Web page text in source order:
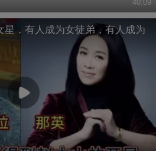
40:09
星，有人成为女徒弟，有人成为